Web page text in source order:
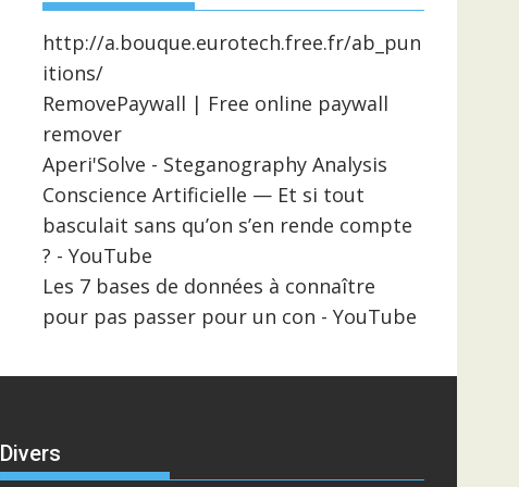
http://a.bouque.eurotech.free.fr/ab_pun
itions/
RemovePaywall | Free online paywall
remover
Aperi'Solve - Steganography Analysis
Conscience Artificielle — Et si tout
basculait sans qu’on s’en rende compte
? - YouTube
Les 7 bases de données à connaître
pour pas passer pour un con - YouTube
Divers